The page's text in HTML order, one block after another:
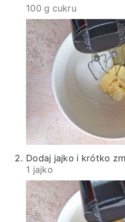
100 g cukru
Dodaj jajko i krótko
1 jajko